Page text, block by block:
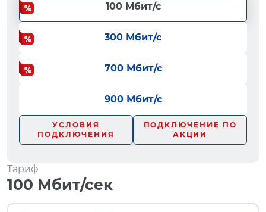
100 Мбит/с
300 Мбит/с
700 Мбит/с
900 Мбит/с
УСЛОВИЯ
ПОДКЛЮЧЕНИЯ
ПОДКЛЮЧЕНИЕ ПО
АКЦИИ
Тариф
100 Мбит/сек